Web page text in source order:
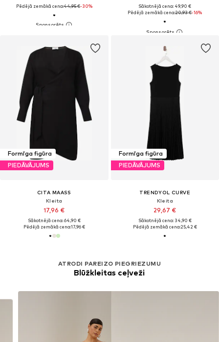
Pēdējā zemākā cena:44,95 €-30%
Sākotnējā cena: 49,90 €
Pēdējā zemākā cena:20,93 €-16%
Formīga figūra
PIEDĀVĀJUMS
CITA MAASS
Kleita
17,96 €
Sākotnējā cena: 64,90 €
Pēdējā zemākā cena:17,96 €
Formīga figūra
PIEDĀVĀJUMS
TRENDYOL CURVE
Kleita
29,67 €
Sākotnējā cena: 34,90 €
Pēdējā zemākā cena:25,42 €
ATRODI PAREIZO PIEGRIEZUMU
Blūžkleitas ceļveži